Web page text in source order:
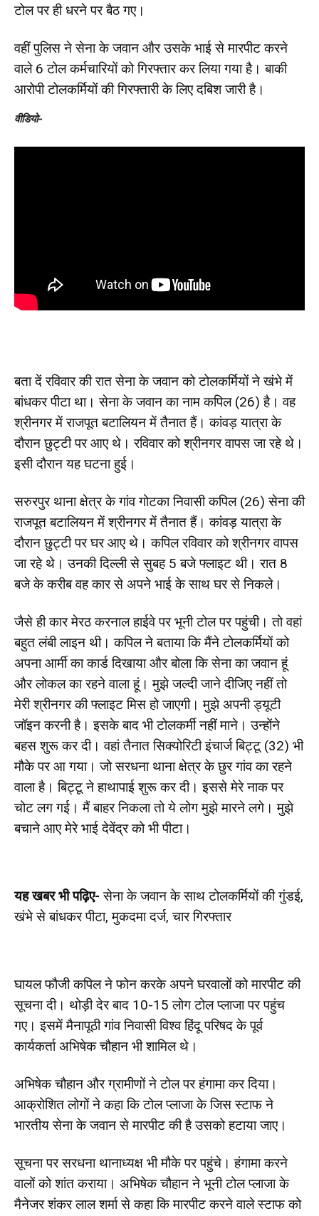
टोल पर ही धरने पर बैठ गए।
वहीं पुलिस ने सेना के जवान और उसके भाई से मारपीट करने
वाले 6 टोल कर्मचारियों को गिरफ्तार कर लिया गया है। बाकी
आरोपी टोलकर्मियों की गिरफ्तारी के लिए दबिश जारी है।
वीडियो-
बता दें रविवार की रात सेना के जवान को टोलकर्मियों ने खंभे में
बांधकर पीटा था। सेना के जवान का नाम कपिल (26) है। वह
श्रीनगर में राजपूत बटालियन में तैनात हैं। कांवड़ यात्रा के
दौरान छुट्टी पर आए थे। रविवार को श्रीनगर वापस जा रहे थे।
इसी दौरान यह घटना हुई।
सरुरपुर थाना क्षेत्र के गांव गोटका निवासी कपिल (26) सेना की
राजपूत बटालियन में श्रीनगर में तैनात हैं। कांवड़ यात्रा के
दौरान छुट्टी पर घर आए थे। कपिल रविवार को श्रीनगर वापस
जा रहे थे। उनकी दिल्ली से सुबह 5 बजे फ्लाइट थी। रात 8
बजे के करीब वह कार से अपने भाई के साथ घर से निकले।
जैसे ही कार मेरठ करनाल हाईवे पर भूनी टोल पर पहुंची। तो वहां
बहुत लंबी लाइन थी। कपिल ने बताया कि मैंने टोलकर्मियों को
अपना आर्मी का कार्ड दिखाया और बोला कि सेना का जवान हूं
और लोकल का रहने वाला हूं। मुझे जल्दी जाने दीजिए नहीं तो
मेरी श्रीनगर की फ्लाइट मिस हो जाएगी। मुझे अपनी ड्यूटी
जॉइन करनी है। इसके बाद भी टोलकर्मी नहीं माने। उन्होंने
बहस शुरू कर दी। वहां तैनात सिक्योरिटी इंचार्ज बिट्टू (32) भी
मौके पर आ गया। जो सरधना थाना क्षेत्र के छुर गांव का रहने
वाला है। बिट्टू ने हाथापाई शुरू कर दी। इससे मेरे नाक पर
चोट लग गई। मैं बाहर निकला तो ये लोग मुझे मारने लगे। मुझे
बचाने आए मेरे भाई देवेंद्र को भी पीटा।
यह खबर भी पढ़िए- सेना के जवान के साथ टोलकर्मियों की गुंडई,
खंभे से बांधकर पीटा, मुकदमा दर्ज, चार गिरफ्तार
घायल फौजी कपिल ने फोन करके अपने घरवालों को मारपीट की
सूचना दी। थोड़ी देर बाद 10-15 लोग टोल प्लाजा पर पहुंच
गए। इसमें मैनापूठी गांव निवासी विश्व हिंदू परिषद के पूर्व
कार्यकर्ता अभिषेक चौहान भी शामिल थे।
अभिषेक चौहान और ग्रामीणों ने टोल पर हंगामा कर दिया।
आक्रोशित लोगों ने कहा कि टोल प्लाजा के जिस स्टाफ ने
भारतीय सेना के जवान से मारपीट की है उसको हटाया जाए।
सूचना पर सरधना थानाध्यक्ष भी मौके पर पहुंचे। हंगामा करने
वालों को शांत कराया। अभिषेक चौहान ने भूनी टोल प्लाजा के
मैनेजर शंकर लाल शर्मा से कहा कि मारपीट करने वाले स्टाफ को